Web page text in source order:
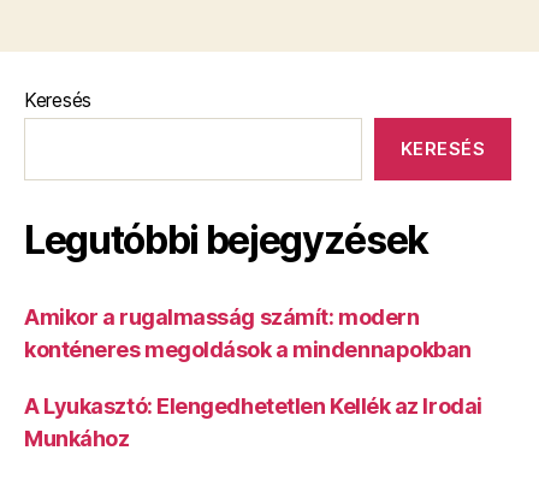
Keresés
KERESÉS
Legutóbbi bejegyzések
Amikor a rugalmasság számít: modern
konténeres megoldások a mindennapokban
A Lyukasztó: Elengedhetetlen Kellék az Irodai
Munkához